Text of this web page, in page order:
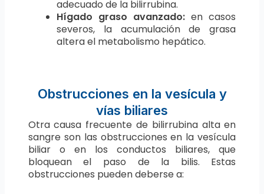
adecuado de la bilirrubina.
Hígado graso avanzado: en casos
severos, la acumulación de grasa
altera el metabolismo hepático.
Obstrucciones en la vesícula y
vías biliares
Otra causa frecuente de bilirrubina alta en
sangre son las obstrucciones en la vesícula
biliar o en los conductos biliares, que
bloquean el paso de la bilis. Estas
obstrucciones pueden deberse a: